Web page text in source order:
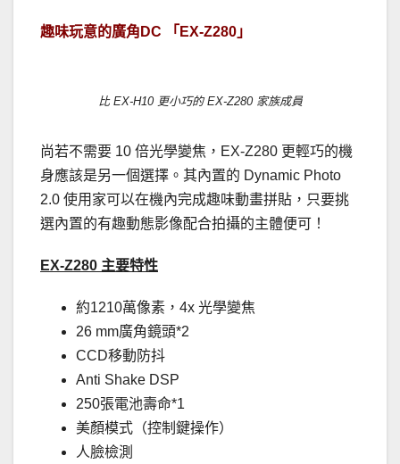
趣味玩意的廣角DC 「EX-Z280」
比 EX-H10 更小巧的 EX-Z280 家族成員
尚若不需要 10 倍光學變焦，EX-Z280 更輕巧的機
身應該是另一個選擇。其內置的 Dynamic Photo
2.0 使用家可以在機內完成趣味動畫拼貼，只要挑
選內置的有趣動態影像配合拍攝的主體便可！
EX-Z280 主要特性
約1210萬像素，4x 光學變焦
26 mm廣角鏡頭*2
CCD移動防抖
Anti Shake DSP
250張電池壽命*1
美顏模式（控制鍵操作）
人臉檢測